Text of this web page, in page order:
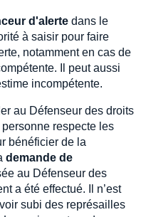
d'alerte dans le
à saisir pour faire
notamment en cas de
Il peut aussi
incompétente.
au Défenseur des droits
respecte les
bénéficier de la
demande de
au Défenseur des
a été effectué. Il n’est
subi des représailles